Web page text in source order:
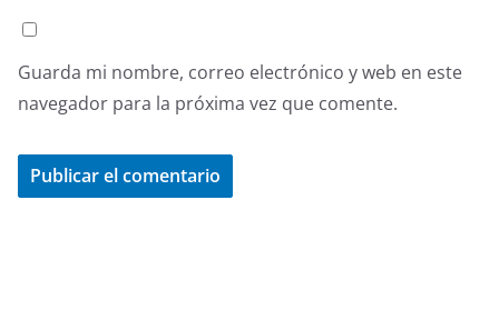
Guarda mi nombre, correo electrónico y web en este
navegador para la próxima vez que comente.